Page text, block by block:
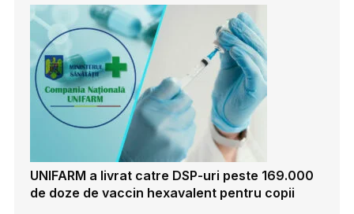
UNIFARM a livrat catre DSP-uri peste 169.000
de doze de vaccin hexavalent pentru copii